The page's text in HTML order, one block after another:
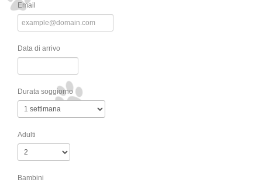
Email
Data di arrivo
Durata soggiorno
Adulti
Bambini